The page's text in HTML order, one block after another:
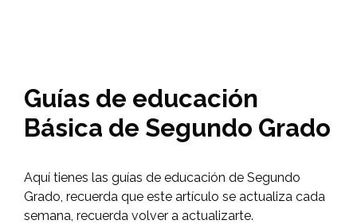
Guías de educación
Básica de Segundo Grado
Aquí tienes las guías de educación de Segundo
Grado, recuerda que este artículo se actualiza cada
semana, recuerda volver a actualizarte.